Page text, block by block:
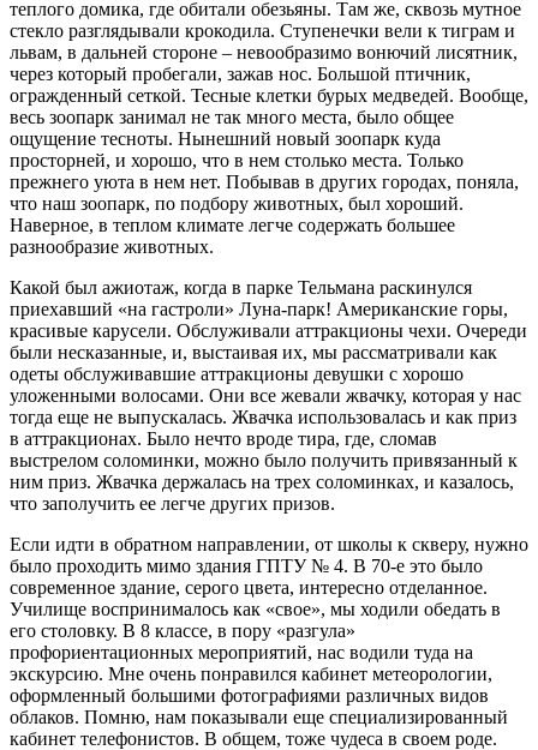
теплого домика, где обитали обезьяны. Там же, сквозь мутное
стекло разглядывали крокодила. Ступенечки вели к тиграм и
львам, в дальней стороне – невообразимо вонючий лисятник,
через который пробегали, зажав нос. Большой птичник,
огражденный сеткой. Тесные клетки бурых медведей. Вообще,
весь зоопарк занимал не так много места, было общее
ощущение тесноты. Нынешний новый зоопарк куда
просторней, и хорошо, что в нем столько места. Только
прежнего уюта в нем нет. Побывав в других городах, поняла,
что наш зоопарк, по подбору животных, был хороший.
Наверное, в теплом климате легче содержать большее
разнообразие животных.
Какой был ажиотаж, когда в парке Тельмана раскинулся
приехавший «на гастроли» Луна-парк! Американские горы,
красивые карусели. Обслуживали аттракционы чехи. Очереди
были несказанные, и, выстаивая их, мы рассматривали как
одеты обслуживавшие аттракционы девушки с хорошо
уложенными волосами. Они все жевали жвачку, которая у нас
тогда еще не выпускалась. Жвачка использовалась и как приз
в аттракционах. Было нечто вроде тира, где, сломав
выстрелом соломинки, можно было получить привязанный к
ним приз. Жвачка держалась на трех соломинках, и казалось,
что заполучить ее легче других призов.
Если идти в обратном направлении, от школы к скверу, нужно
было проходить мимо здания ГПТУ № 4. В 70-е это было
современное здание, серого цвета, интересно отделанное.
Училище воспринималось как «свое», мы ходили обедать в
его столовку. В 8 классе, в пору «разгула»
профориентационных мероприятий, нас водили туда на
экскурсию. Мне очень понравился кабинет метеорологии,
оформленный большими фотографиями различных видов
облаков. Помню, нам показывали еще специализированный
кабинет телефонистов. В общем, тоже чудеса в своем роде.